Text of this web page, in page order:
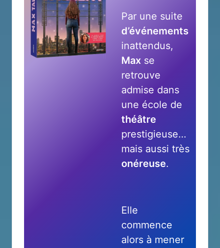
Par une suite
d’événements
inattendus,
Maxse
retrouve
admise dans
une école de
théâtre
prestigieuse…
mais aussi très
onéreuse.
Elle
commence
alors à mener